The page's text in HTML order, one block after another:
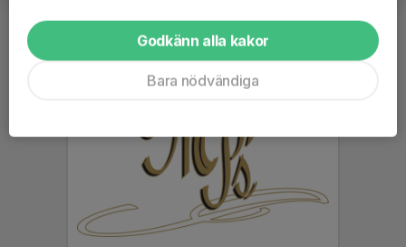
Godkänn alla kakor
Bara nödvändiga